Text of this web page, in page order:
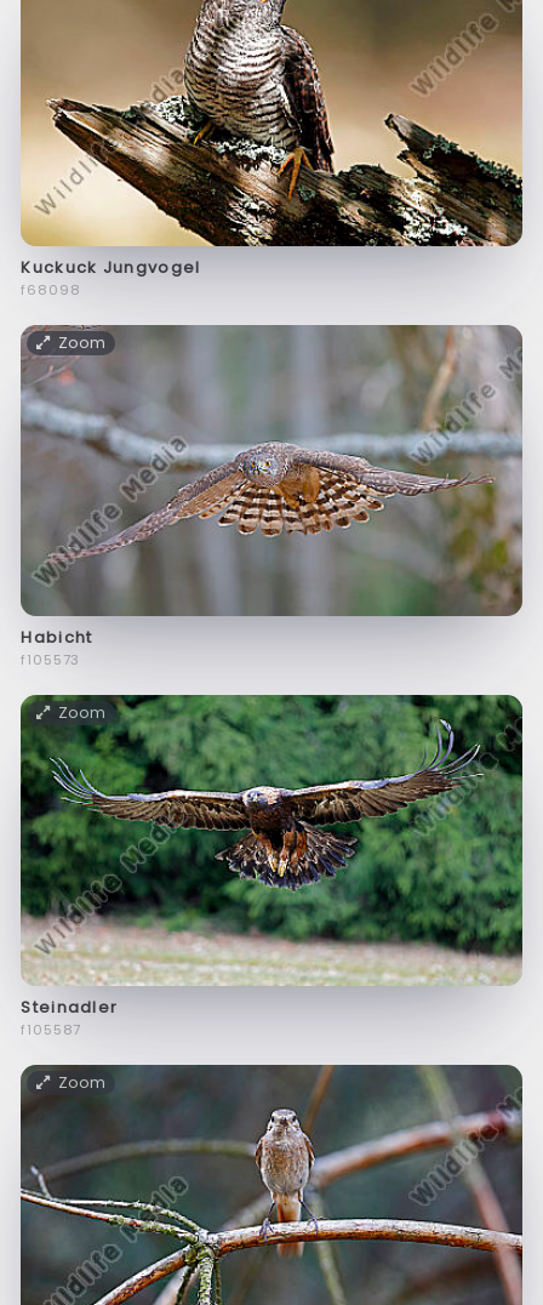
Kuckuck Jungvogel
f68098
Zoom
Habicht
f105573
Zoom
Steinadler
f105587
Zoom